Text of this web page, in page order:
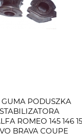
PODUSZKA
ROMEO 145 146
BRAVA COUPE